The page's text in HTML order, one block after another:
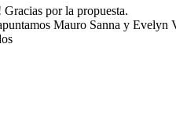
por la propuesta.
Mauro Sanna y Evelyn